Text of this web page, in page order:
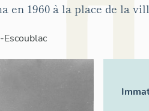
en 1960 à la place de la
Escoublac